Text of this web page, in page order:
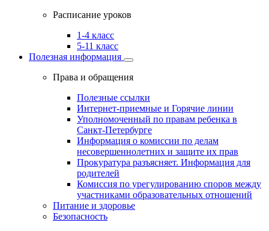
Расписание уроков
1-4 класс
5-11 класс
Полезная информация
Права и обращения
Полезные ссылки
Интернет-приемные и Горячие линии
Уполномоченный по правам ребенка в
Санкт-Петербурге
Информация о комиссии по делам
несовершеннолетних и защите их прав
Прокуратура разъясняет. Информация для
родителей
Комиссия по урегулированию споров между
участниками образовательных отношений
Питание и здоровье
Безопасность